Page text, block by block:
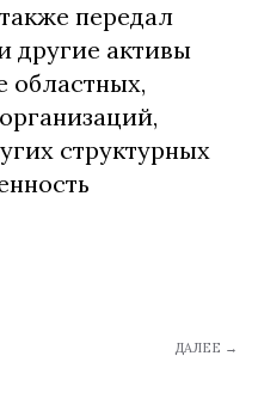
передал
другие активы
областных,
структурных
ДАЛЕЕ →